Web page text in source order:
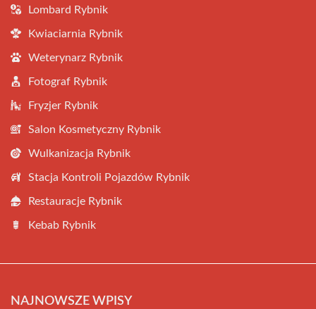
Lombard Rybnik
Kwiaciarnia Rybnik
Weterynarz Rybnik
Fotograf Rybnik
Fryzjer Rybnik
Salon Kosmetyczny Rybnik
Wulkanizacja Rybnik
Stacja Kontroli Pojazdów Rybnik
Restauracje Rybnik
Kebab Rybnik
NAJNOWSZE WPISY